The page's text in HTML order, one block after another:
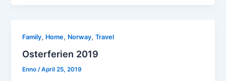
Family, Home, Norway,Travel
Osterferien 2019
Enno/April 25, 2019